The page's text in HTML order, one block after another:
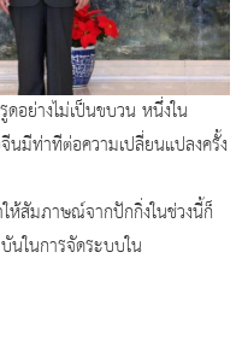
อย่างไม่เป็นขบวน หนึ่งใน
มีท่าทีต่อความเปลี่ยนแปลงครั้ง
าษณ์จากปักกิ่งในช่วงนี้ก็
นในการจัดระบบใน